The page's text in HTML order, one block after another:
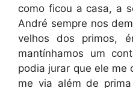
como ficou a casa, a
André sempre nos
velhos dos primos,
mantínhamos um
podia jurar que ele me
me via além de